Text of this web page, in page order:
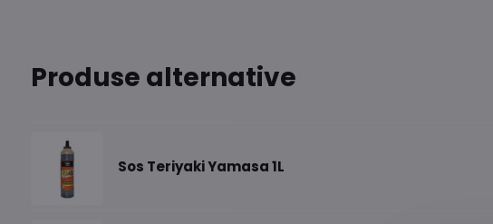
Produse alternative
Sos Teriyaki Yamasa 1L